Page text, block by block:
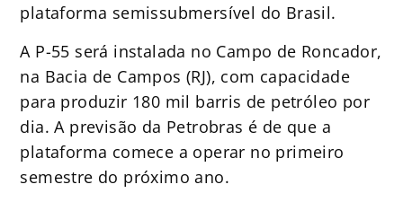
plataforma semissubmersível do Brasil.
A P-55 será instalada no Campo de Roncador,
na Bacia de Campos (RJ), com capacidade
para produzir 180 mil barris de petróleo por
dia. A previsão da Petrobras é de que a
plataforma comece a operar no primeiro
semestre do próximo ano.